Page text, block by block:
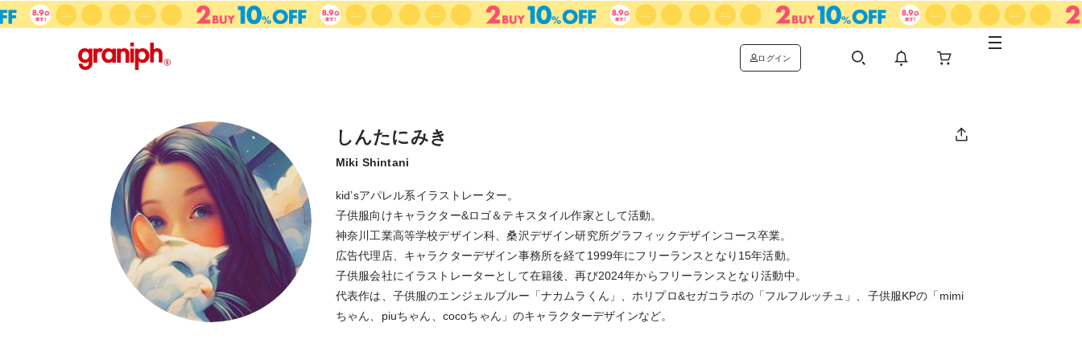
ログイン
しんたにみき
Miki Shintani
kid’sアパレル系イラストレーター。
子供服向けキャラクター&ロゴ＆テキスタイル作家として活動。
神奈川工業高等学校デザイン科、桑沢デザイン研究所グラフィックデザインコース卒業。
広告代理店、キャラクターデザイン事務所を経て1999年にフリーランスとなり15年活動。
子供服会社にイラストレーターとして在籍後、再び2024年からフリーランスとなり活動中。
代表作は、子供服のエンジェルブルー「ナカムラくん」、ホリプロ&セガコラボの「フルフルッチュ」、子供服KPの「mimi
ちゃん、piuちゃん、cocoちゃん」のキャラクターデザインなど。